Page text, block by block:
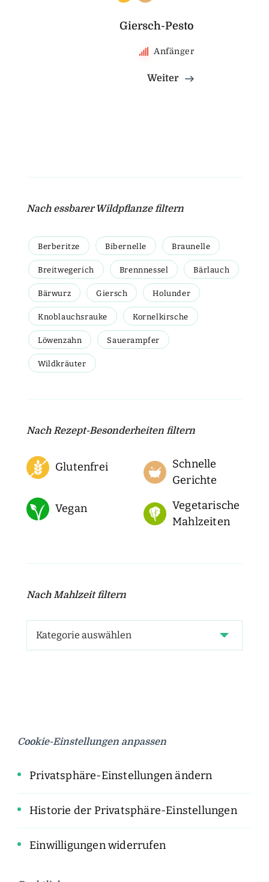
Giersch-Pesto
Anfänger
Weiter
Nach essbarer Wildpflanze filtern
Berberitze Bibernelle Braunelle
Breitwegerich Brennnessel Bärlauch
Bärwurz Giersch Holunder
Knoblauchsrauke Kornelkirsche
Löwenzahn Sauerampfer
Wildkräuter
Nach Rezept-Besonderheiten filtern
Glutenfrei
Schnelle
Gerichte
Vegan
Vegetarische
Mahlzeiten
Nach Mahlzeit filtern
Cookie-Einstellungen anpassen
Privatsphäre-Einstellungen ändern
Historie der Privatsphäre-Einstellungen
Einwilligungen widerrufen